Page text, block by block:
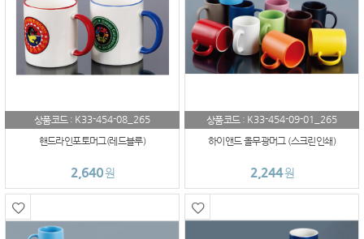
상품코드 : K33-454-08_265
핸드라인포토머그(레드블루)
2,640원
상품코드 : K33-454-09-01_265
하이앤드 올무광머그 (스크린인쇄)
2,244원